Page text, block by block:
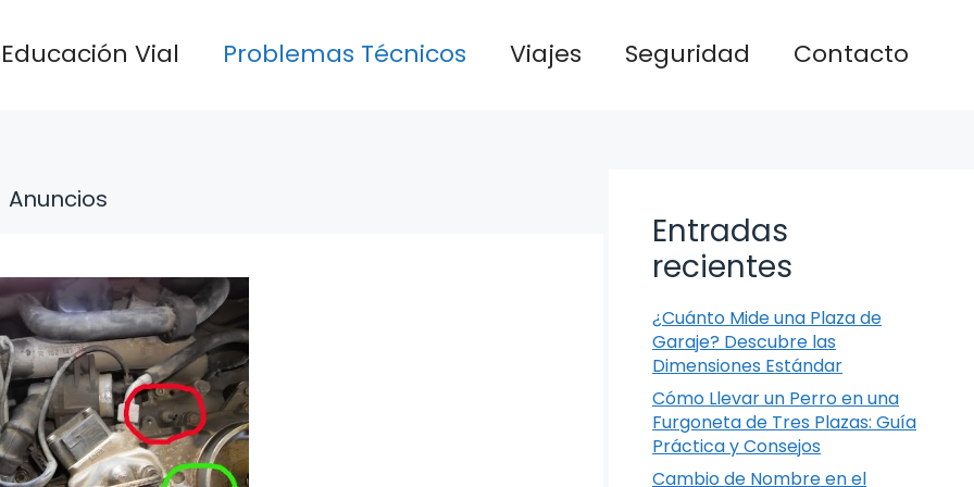
Educación Vial Problemas Técnicos Viajes Seguridad Contacto
Anuncios
Entradas
recientes
¿Cuánto Mide una Plaza de
Garaje? Descubre las
Dimensiones Estándar
Cómo Llevar un Perro en una
Furgoneta de Tres Plazas: Guía
Práctica y Consejos
Cambio de Nombre en el